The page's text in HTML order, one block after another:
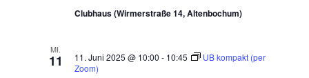
Clubhaus (Wirmerstraße 14, Altenbochum)
MI.
11 11. Juni 2025 @ 10:00 - 10:45
UB kompakt (per
Zoom)